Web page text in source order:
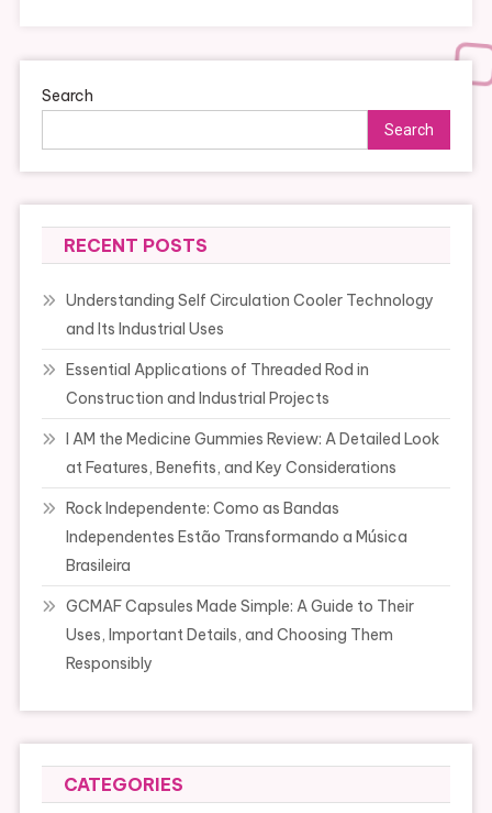
Search
Search
RECENT POSTS
Understanding Self Circulation Cooler Technology
and Its Industrial Uses
Essential Applications of Threaded Rod in
Construction and Industrial Projects
I AM the Medicine Gummies Review: A Detailed Look
at Features, Benefits, and Key Considerations
Rock Independente: Como as Bandas
Independentes Estão Transformando a Música
Brasileira
GCMAF Capsules Made Simple: A Guide to Their
Uses, Important Details, and Choosing Them
Responsibly
CATEGORIES